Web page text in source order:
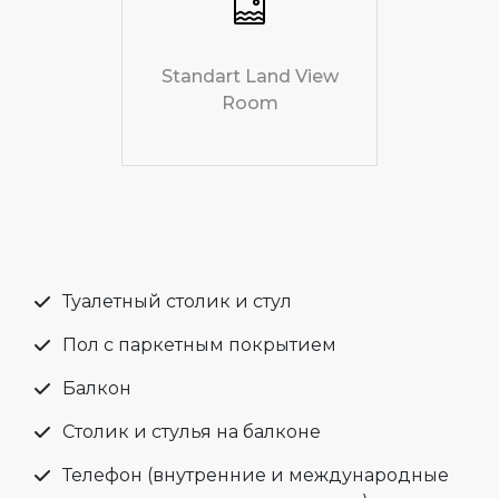
Standart Land View
Room
Туалетный столик и стул
Пол с паркетным покрытием
Балкон
Столик и стулья на балконе
Телефон (внутренние и международные